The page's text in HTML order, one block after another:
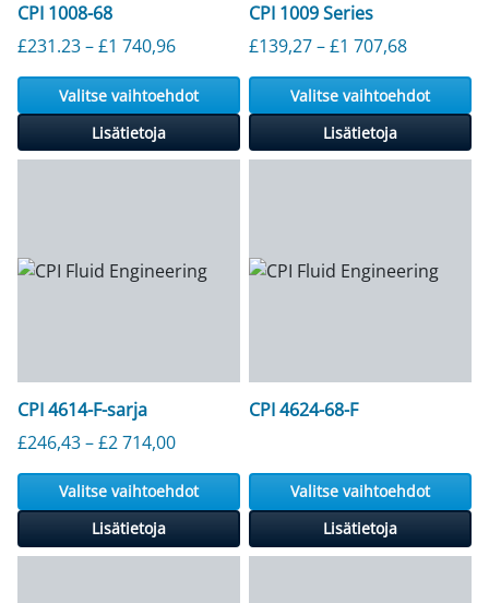
CPI 1008-68
£231.23–£1 740,96Hintaluokka: 231,23–1 740,96 £
Valitse vaihtoehdot
Lisätietoja
CPI 1009 Series
£139,27–£1 707,68
Valitse vaihtoehdot
Lisätietoja
CPI 4614-F-sarja
£246,43–£2 714,00Hintaluokka: 246,43–2 714,00 £
Valitse vaihtoehdot
Lisätietoja
CPI 4624-68-F
Valitse vaihtoehdot
Lisätietoja